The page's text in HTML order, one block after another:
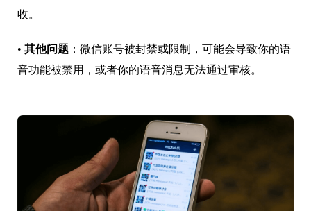
收。
• 其他问题 ：微信账号被封禁或限制，可能会导致你的语
音功能被禁用，或者你的语音消息无法通过审核。